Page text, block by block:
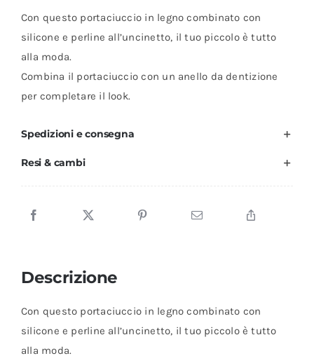
Cute
Yari
quantità
Con questo portaciuccio in legno combinato con
silicone e perline all’uncinetto, il tuo piccolo è tutto
alla moda.
Combina il portaciuccio con un anello da dentizione
per completare il look.
Spedizioni e consegna
Resi & cambi
Descrizione
Con questo portaciuccio in legno combinato con
silicone e perline all’uncinetto, il tuo piccolo è tutto
alla moda.